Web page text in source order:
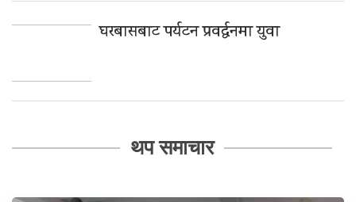
घरबासबाट पर्यटन प्रवर्द्धनमा युवा
थप समाचार